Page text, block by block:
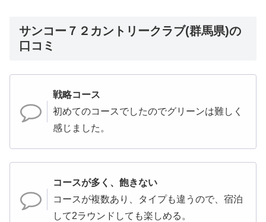
サンコー７２カントリークラブ(群馬県)の
口コミ
戦略コース
初めてのコースでしたのでグリーンは難しく
感じました。
コースが多く、飽きない
コースが複数あり、タイプも違うので、宿泊
して2ラウンドしても楽しめる。